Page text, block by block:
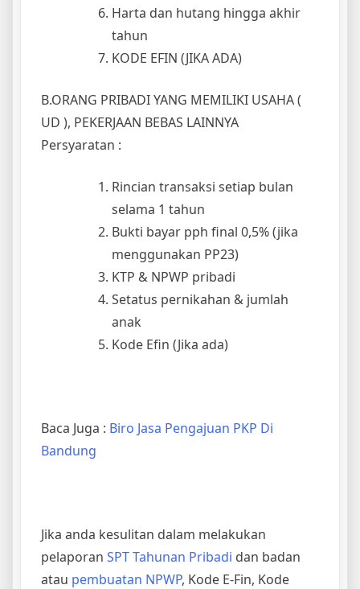
Harta dan hutang hingga akhir
tahun
KODE EFIN (JIKA ADA)
B.ORANG PRIBADI YANG MEMILIKI USAHA (
UD ), PEKERJAAN BEBAS LAINNYA
Persyaratan :
Rincian transaksi setiap bulan
selama 1 tahun
Bukti bayar pph final 0,5% (jika
menggunakan PP23)
KTP & NPWP pribadi
Setatus pernikahan & jumlah
anak
Kode Efin (Jika ada)
Baca Juga : Biro Jasa Pengajuan PKP Di
Bandung
Jika anda kesulitan dalam melakukan
pelaporan SPT Tahunan Pribadi dan badan
atau pembuatan NPWP, Kode E-Fin, Kode